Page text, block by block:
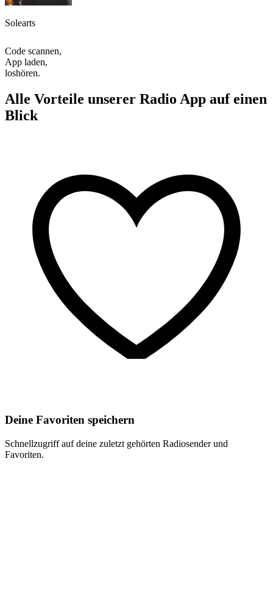
Solearts
Code scannen,
App laden,
loshören.
Alle Vorteile unserer Radio App auf einen
Blick
Deine Favoriten speichern
Schnellzugriff auf deine zuletzt gehörten Radiosender und
Favoriten.